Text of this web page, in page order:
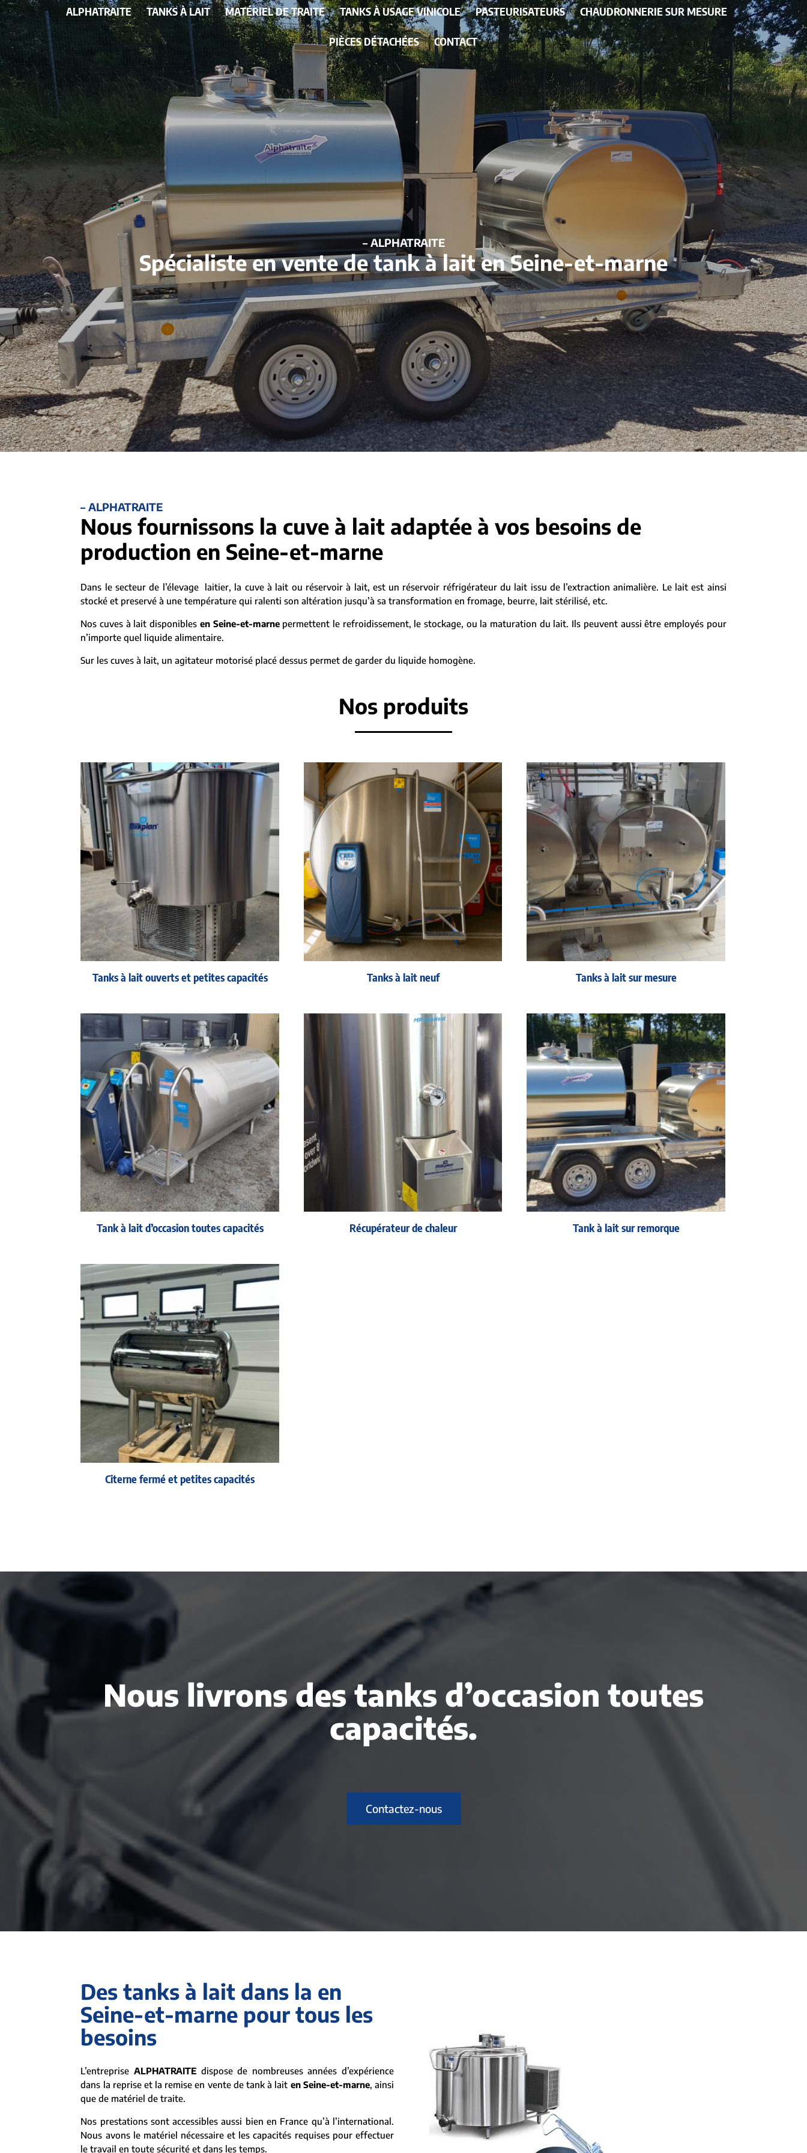
ALPHATRAITE TANKS À LAIT MATÉRIEL DE TRAITE TANKS À USAGE VINICOLE PASTEURISATEURS CHAUDRONNERIE SUR MESURE
PIÈCES DÉTACHÉES CONTACT
– ALPHATRAITE
Spécialiste en vente de tank à lait en Seine-et-marne
– ALPHATRAITE
Nous fournissons la cuve à lait adaptée à vos besoins de
production en Seine-et-marne
Dans le secteur de l’élevage laitier, la cuve à lait ou réservoir à lait, est un réservoir réfrigérateur du lait issu de l’extraction animalière. Le lait est ainsi
stocké et preservé à une température qui ralenti son altération jusqu’à sa transformation en fromage, beurre, lait stérilisé, etc.
Nos cuves à lait disponibles en Seine-et-marnepermettent le refroidissement, le stockage, ou la maturation du lait. Ils peuvent aussi être employés pour
n’importe quel liquide alimentaire.
Sur les cuves à lait, un agitateur motorisé placé dessus permet de garder du liquide homogène.
Nos produits
Tanks à lait ouverts et petites capacités Tanks à lait neuf Tanks à lait sur mesure
Tank à lait d’occasion toutes capacités Récupérateur de chaleur Tank à lait sur remorque
Citerne fermé et petites capacités
Nous livrons des tanks d’occasion toutes
capacités.
Contactez-nous
Des tanks à lait dans la en
Seine-et-marne pour tous les
besoins
L’entreprise ALPHATRAITEdispose de nombreuses années d’expérience
dans la reprise et la remise en vente de tank à lait en Seine-et-marne, ainsi
que de matériel de traite.
Nos prestations sont accessibles aussi bien en France qu’à l’international.
Nous avons le matériel nécessaire et les capacités requises pour effectuer
le travail en toute sécurité et dans les temps.